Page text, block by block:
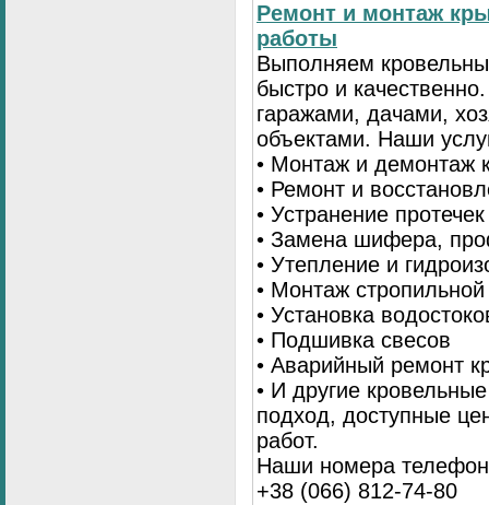
Ремонт и монтаж
работы
Выполняем
быстро и
гаражами, дачами,
объектами. Наши
• Монтаж и демонтаж
• Ремонт и
• Устранение протечек
• Замена шифера,
• Утепление и
• Монтаж
• Установка
• Подшивка свесов
• Аварийный ремонт
• И другие
подход, доступные
работ.
Наши номера
+38 (066) 812-74-80